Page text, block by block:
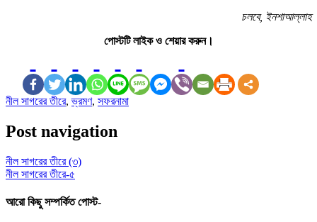
চলবে, ইনশাআল্লাহ
পোস্টটি লাইক ও শেয়ার করুন।
নীল সাগরের তীরে,ভ্রমণ, সফরনামা
Post navigation
নীল সাগরের তীরে (৩)
নীল সাগরের তীরে-৫
আরো কিছু সম্পর্কিত পোস্ট-